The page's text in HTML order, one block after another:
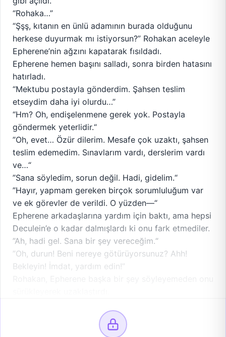
“Rohaka…”
“Şşş, kıtanın en ünlü adamının burada olduğunu
herkese duyurmak mı istiyorsun?” Rohakan aceleyle
Epherene’nin ağzını kapatarak fısıldadı.
Epherene hemen başını salladı, sonra birden hatasını
hatırladı.
“Mektubu postayla gönderdim. Şahsen teslim
etseydim daha iyi olurdu…”
“Hm? Oh, endişelenmene gerek yok. Postayla
göndermek yeterlidir.“
”Oh, evet… Özür dilerim. Mesafe çok uzaktı, şahsen
teslim edemedim. Sınavlarım vardı, derslerim vardı
ve…“
”Sana söyledim, sorun değil. Hadi, gidelim.“
”Hayır, yapmam gereken birçok sorumluluğum var
ve ek görevler de verildi. O yüzden—“
Epherene arkadaşlarına yardım için baktı, ama hepsi
Deculein’e o kadar dalmışlardı ki onu fark etmediler.
”Ah, hadi gel. Sana bir şey vereceğim.“
”Oh, durun! Beni nereye götürüyorsunuz? Ahh!
Bekleyin! İmdat, yardım edin!”